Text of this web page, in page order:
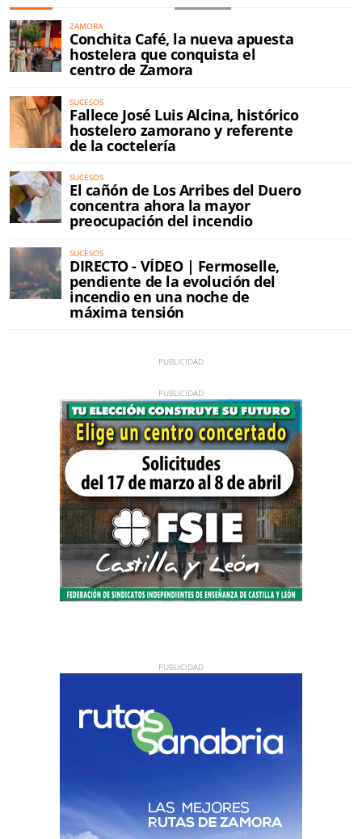
ZAMORA
Conchita Café, la nueva apuesta
hostelera que conquista el
centro de Zamora
SUCESOS
Fallece José Luis Alcina, histórico
hostelero zamorano y referente
de la coctelería
SUCESOS
El cañón de Los Arribes del Duero
concentra ahora la mayor
preocupación del incendio
SUCESOS
DIRECTO - VÍDEO | Fermoselle,
pendiente de la evolución del
incendio en una noche de
máxima tensión